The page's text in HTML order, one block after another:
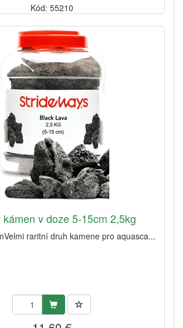
Kód: 55210
kámen v doze 5-15cm 2,5kg
raritní druh kamene pro aquasca...